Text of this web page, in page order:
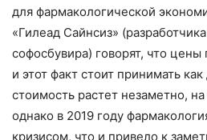
Заказать звонок
Оставьте свои контакты и мы
ближайшее время
для фармакологической
«Гилеад Сайнсиз»
софосбувира) говорят, что
и этот факт стоит принимать
стоимость растет незаметно,
однако в 2019 году
кризисом, что и привело к